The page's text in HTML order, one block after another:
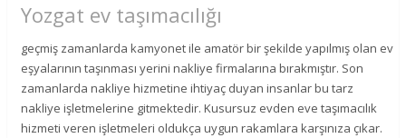
Yozgat ev taşımacılığı
geçmiş zamanlarda kamyonet ile amatör bir şekilde yapılmış olan ev
eşyalarının taşınması yerini nakliye firmalarına bırakmıştır. Son
zamanlarda nakliye hizmetine ihtiyaç duyan insanlar bu tarz
nakliye işletmelerine gitmektedir. Kusursuz evden eve taşımacılık
hizmeti veren işletmeleri oldukça uygun rakamlara karşınıza çıkar.